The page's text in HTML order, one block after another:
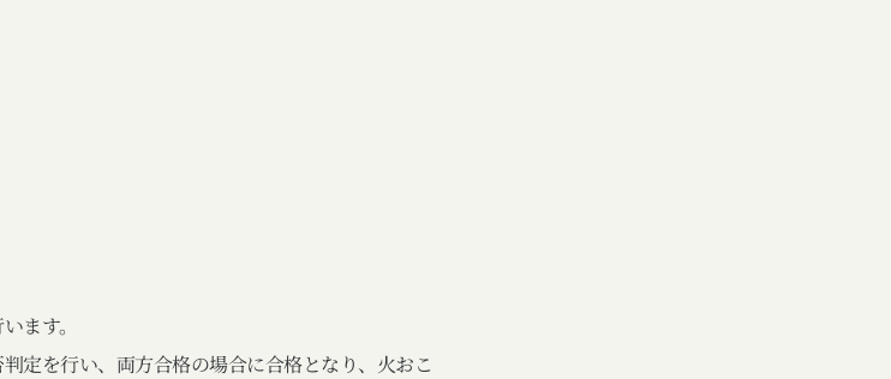
ます。
定を行い、両方合格の場合に合格となり、火おこ